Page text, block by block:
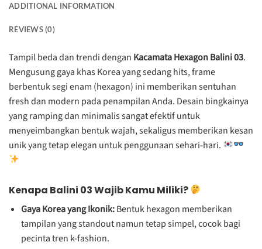
ADDITIONAL INFORMATION
REVIEWS (0)
Tampil beda dan trendi dengan Kacamata Hexagon Balini 03.
Mengusung gaya khas Korea yang sedang hits, frame
berbentuk segi enam (hexagon) ini memberikan sentuhan
fresh dan modern pada penampilan Anda. Desain bingkainya
yang ramping dan minimalis sangat efektif untuk
menyeimbangkan bentuk wajah, sekaligus memberikan kesan
unik yang tetap elegan untuk penggunaan sehari-hari.
Kenapa Balini 03 Wajib Kamu Miliki?
Gaya Korea yang Ikonik:Bentuk hexagon memberikan
tampilan yang standout namun tetap simpel, cocok bagi
pecinta tren k-fashion.